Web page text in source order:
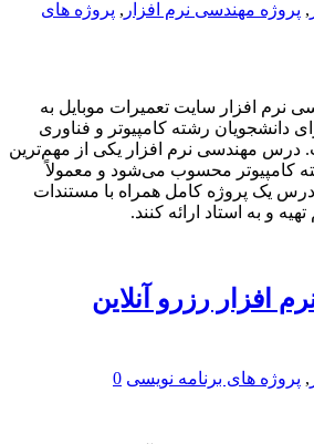
, پروژه مهندسی نرم افزار , پروژه های
نرم افزار سایت تعمیرات موبایل به
دانشجویان رشته کامپیوتر و فناوری
درس مهندسی نرم افزار یکی از مهم‌ترین
کامپیوتر محسوب می‌شود و معمولاً
درس یک پروژه کامل همراه با مستندات
و به استاد ارائه کنند.
افزار رزرو آنلاین
, پروژه های برنامه نویسی 0